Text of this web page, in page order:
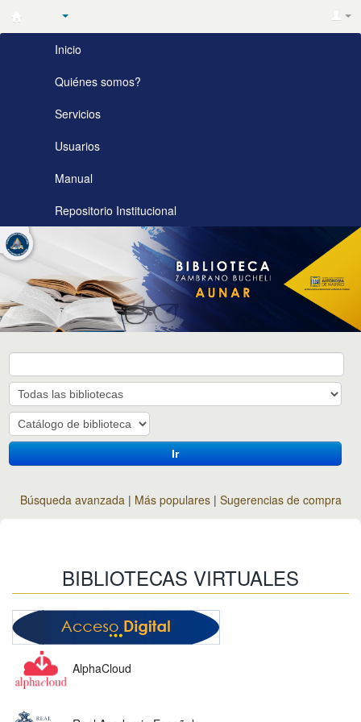
Biblioteca
Zambrano
Bucheli
AUNAR
Inicio
Quiénes somos?
Servicios
Usuarios
Manual
Repositorio Institucional
Ir
Búsqueda avanzada Más populares Sugerencias de compra
BIBLIOTECAS VIRTUALES
AlphaCloud
Una plataforma y solución tecnológica de punta al servicio